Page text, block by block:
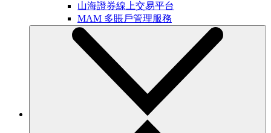
山海證券線上交易平台
MAM 多賬戶管理服務